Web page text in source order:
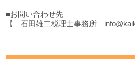
■お問い合わせ先
【 石田雄二税理士事務所